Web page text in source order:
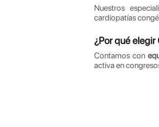
Nuestros
cardiopatías
¿Por qué
Contamos con
activa en